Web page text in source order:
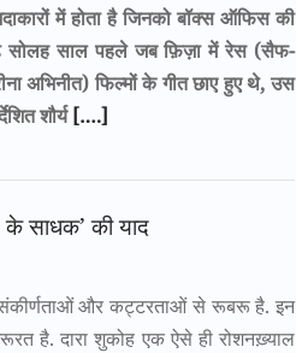
में होता है जिनको बॉक्स ऑफिस की
साल पहले जब फ़िज़ा में रेस (सैफ-
अभिनीत) फिल्मों के गीत छाए हुए थे, उस
शौर्य[….]
साधक’ की याद
संकीर्णताओं और कट्टरताओं से रूबरू है. इन
है. दारा शुकोह एक ऐसे ही रोशनख़्याल